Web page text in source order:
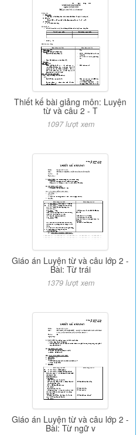
Thiết kế bài giảng môn: Luyện
từ và câu 2 - T
1097 lượt xem
Giáo án Luyện từ và câu lớp 2 -
Bài: Từ trái
1379 lượt xem
Giáo án Luyện từ và câu lớp 2 -
Bài: Từ ngữ v